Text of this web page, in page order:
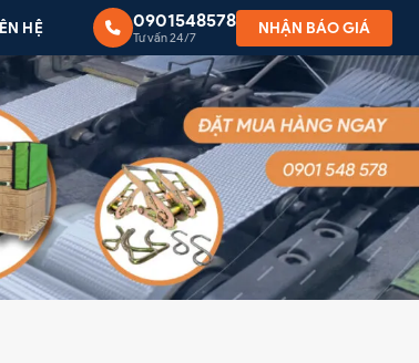
HỆ 0901548578
Tư vấn 24/7
NHẬN BÁO GIÁ